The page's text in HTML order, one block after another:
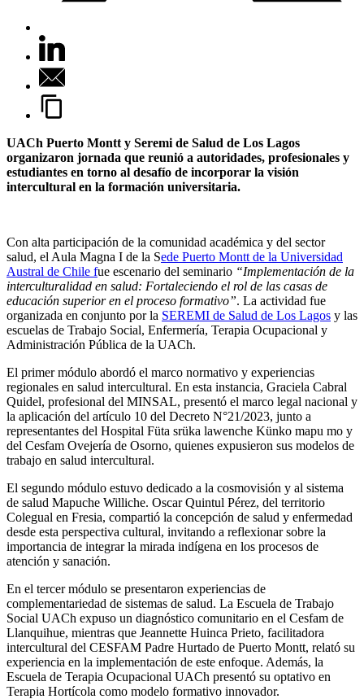
UACh Puerto Montt y Seremi de Salud de Los Lagos
organizaron jornada que reunió a autoridades, profesionales y
estudiantes en torno al desafío de incorporar la visión
intercultural en la formación universitaria.
Con alta participación de la comunidad académica y del sector
salud, el Aula Magna I de la Sede Puerto Montt de la Universidad
Austral de Chile fue escenario del seminario “Implementación de la
interculturalidad en salud: Fortaleciendo el rol de las casas de
educación superior en el proceso formativo”. La actividad fue
organizada en conjunto por la SEREMI de Salud de Los Lagos y las
escuelas de Trabajo Social, Enfermería, Terapia Ocupacional y
Administración Pública de la UACh.
El primer módulo abordó el marco normativo y experiencias
regionales en salud intercultural. En esta instancia, Graciela Cabral
Quidel, profesional del MINSAL, presentó el marco legal nacional y
la aplicación del artículo 10 del Decreto N°21/2023, junto a
representantes del Hospital Füta srüka lawenche Künko mapu mo y
del Cesfam Ovejería de Osorno, quienes expusieron sus modelos de
trabajo en salud intercultural.
El segundo módulo estuvo dedicado a la cosmovisión y al sistema
de salud Mapuche Williche. Oscar Quintul Pérez, del territorio
Colegual en Fresia, compartió la concepción de salud y enfermedad
desde esta perspectiva cultural, invitando a reflexionar sobre la
importancia de integrar la mirada indígena en los procesos de
atención y sanación.
En el tercer módulo se presentaron experiencias de
complementariedad de sistemas de salud. La Escuela de Trabajo
Social UACh expuso un diagnóstico comunitario en el Cesfam de
Llanquihue, mientras que Jeannette Huinca Prieto, facilitadora
intercultural del CESFAM Padre Hurtado de Puerto Montt, relató su
experiencia en la implementación de este enfoque. Además, la
Escuela de Terapia Ocupacional UACh presentó su optativo en
Terapia Hortícola como modelo formativo innovador.